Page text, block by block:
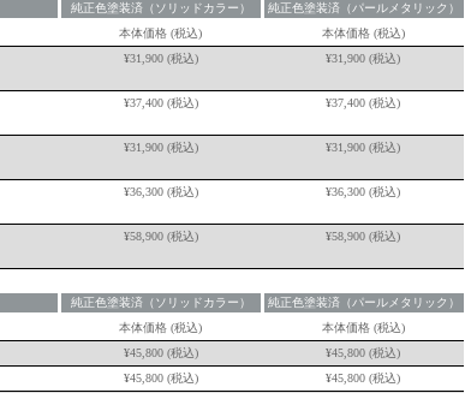
純正色塗装済（ソリッドカラー） 純正色塗装済（パールメタリック）
本体価格 (税込) 本体価格 (税込)
¥31,900 (税込) ¥31,900 (税込)
¥37,400 (税込) ¥37,400 (税込)
¥31,900 (税込) ¥31,900 (税込)
¥36,300 (税込) ¥36,300 (税込)
¥58,900 (税込) ¥58,900 (税込)
純正色塗装済（ソリッドカラー） 純正色塗装済（パールメタリック）
本体価格 (税込) 本体価格 (税込)
¥45,800 (税込) ¥45,800 (税込)
¥45,800 (税込) ¥45,800 (税込)